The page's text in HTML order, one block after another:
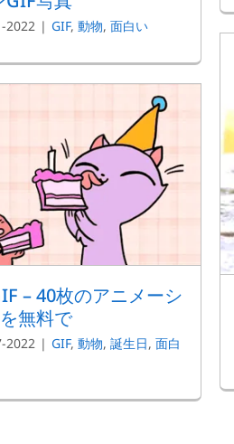
2022 | GIF, 動物, 面白い
– 40枚のアニメーシ
無料で
2022 | GIF, 動物, 誕生日, 面白